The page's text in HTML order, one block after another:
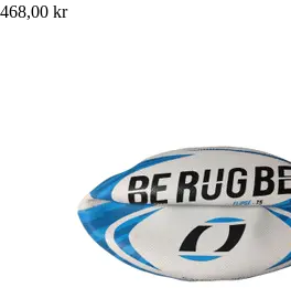
468,00 kr